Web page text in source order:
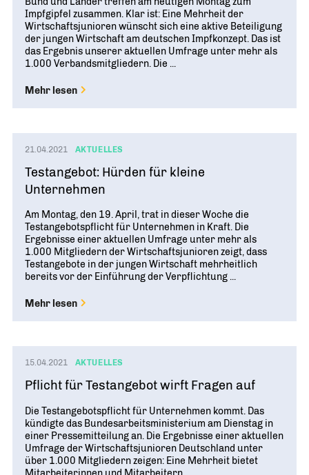
Impfgipfel zusammen. Klar ist: Eine Mehrheit der
Wirtschaftsjunioren wünscht sich eine aktive Beteiligung
der jungen Wirtschaft am deutschen Impfkonzept. Das ist
das Ergebnis unserer aktuellen Umfrage unter mehr als
1.000 Verbandsmitgliedern. Die ...
Mehr lesen
21.04.2021 AKTUELLES
Testangebot: Hürden für kleine
Unternehmen
Am Montag, den 19. April, trat in dieser Woche die
Testangebotspflicht für Unternehmen in Kraft. Die
Ergebnisse einer aktuellen Umfrage unter mehr als
1.000 Mitgliedern der Wirtschaftsjunioren zeigt, dass
Testangebote in der jungen Wirtschaft mehrheitlich
bereits vor der Einführung der Verpflichtung ...
Mehr lesen
15.04.2021 AKTUELLES
Pflicht für Testangebot wirft Fragen auf
Die Testangebotspflicht für Unternehmen kommt. Das
kündigte das Bundesarbeitsministerium am Dienstag in
einer Pressemitteilung an. Die Ergebnisse einer aktuellen
Umfrage der Wirtschaftsjunioren Deutschland unter
über 1.000 Mitgliedern zeigen: Eine Mehrheit bietet
Mitarbeiterinnen und Mitarbeitern ...